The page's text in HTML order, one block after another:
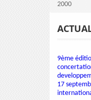
2000
9ème
17